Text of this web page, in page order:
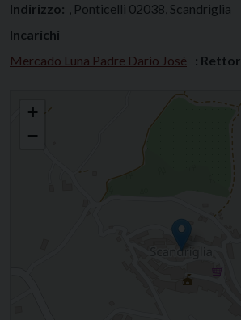
Indirizzo:
, Ponticelli 02038, Scandriglia
Incarichi
Mercado Luna Padre Dario José
:
+
−